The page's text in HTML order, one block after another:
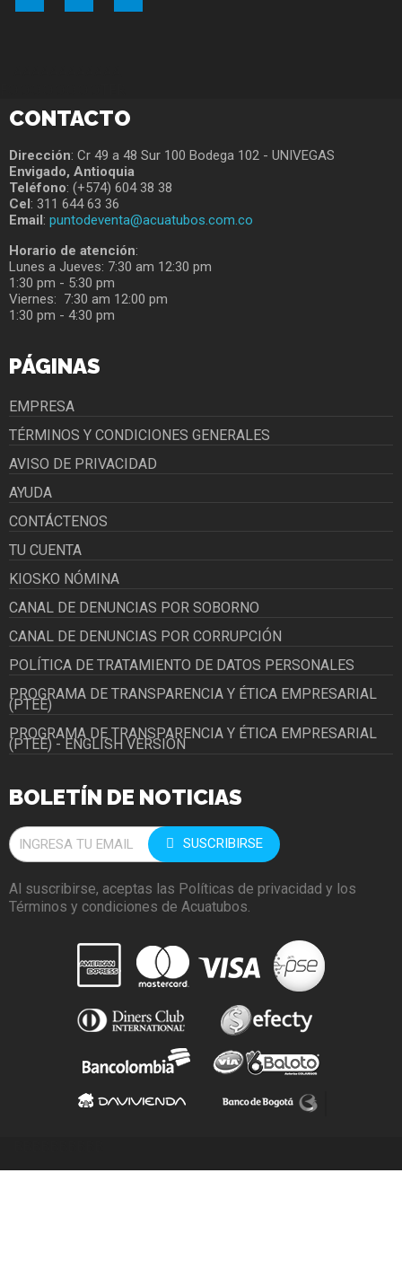
CONTACTO
Dirección: Cr 49 a 48 Sur 100 Bodega 102 - UNIVEGAS
Envigado, Antioquia
Teléfono: (+574) 604 38 38
Cel: 311 644 63 36
Email: puntodeventa@acuatubos.com.co
Horario de atención:
Lunes a Jueves: 7:30 am 12:30 pm
1:30 pm - 5:30 pm
Viernes: 7:30 am 12:00 pm
1:30 pm - 4:30 pm
PÁGINAS
EMPRESA
TÉRMINOS Y CONDICIONES GENERALES
AVISO DE PRIVACIDAD
AYUDA
CONTÁCTENOS
TU CUENTA
KIOSKO NÓMINA
CANAL DE DENUNCIAS POR SOBORNO
CANAL DE DENUNCIAS POR CORRUPCIÓN
POLÍTICA DE TRATAMIENTO DE DATOS PERSONALES
PROGRAMA DE TRANSPARENCIA Y ÉTICA EMPRESARIAL
(PTEE)
PROGRAMA DE TRANSPARENCIA Y ÉTICA EMPRESARIAL
(PTEE) - ENGLISH VERSIÓN
BOLETÍN DE NOTICIAS
SUSCRIBIRSE
Al suscribirse, aceptas las Políticas de privacidad y los
Términos y condiciones de Acuatubos.